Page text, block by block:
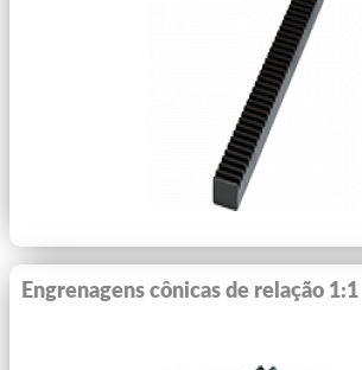
Ver Mais
Engrenagens cônicas de relação 1:1